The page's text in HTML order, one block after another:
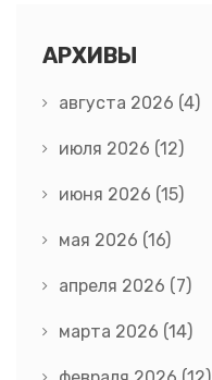
АРХИВЫ
августа 2026 (4)
июля 2026 (12)
июня 2026 (15)
мая 2026 (16)
апреля 2026 (7)
марта 2026 (14)